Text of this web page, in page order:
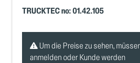
TRUCKTEC no: 01.42.105
Um die Preise zu sehen,
anmelden oder Kunde werden